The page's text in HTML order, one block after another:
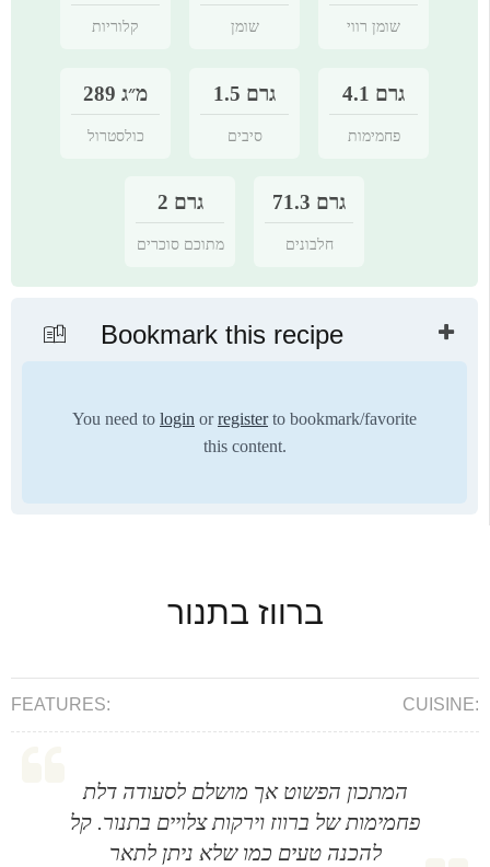
קלוריות שומן שומן רווי
289 מ״ג
כולסטרול
1.5 גרם
סיבים
4.1 גרם
פחמימות
2 גרם
מתוכם סוכרים
71.3 גרם
חלבונים
Bookmark this recipe
You need to login orregisterto bookmark/favorite
this content.
ברווז בתנור
FEATURES: CUISINE:
המתכון הפשוט אך מושלם לסעודה דלת
פחמימות של ברווז וירקות צלויים בתנור. קל
להכנה טעים כמו שלא ניתן לתאר